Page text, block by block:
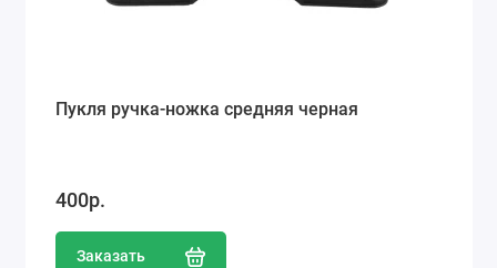
Пукля ручка-ножка средняя черная
400р.
Заказать